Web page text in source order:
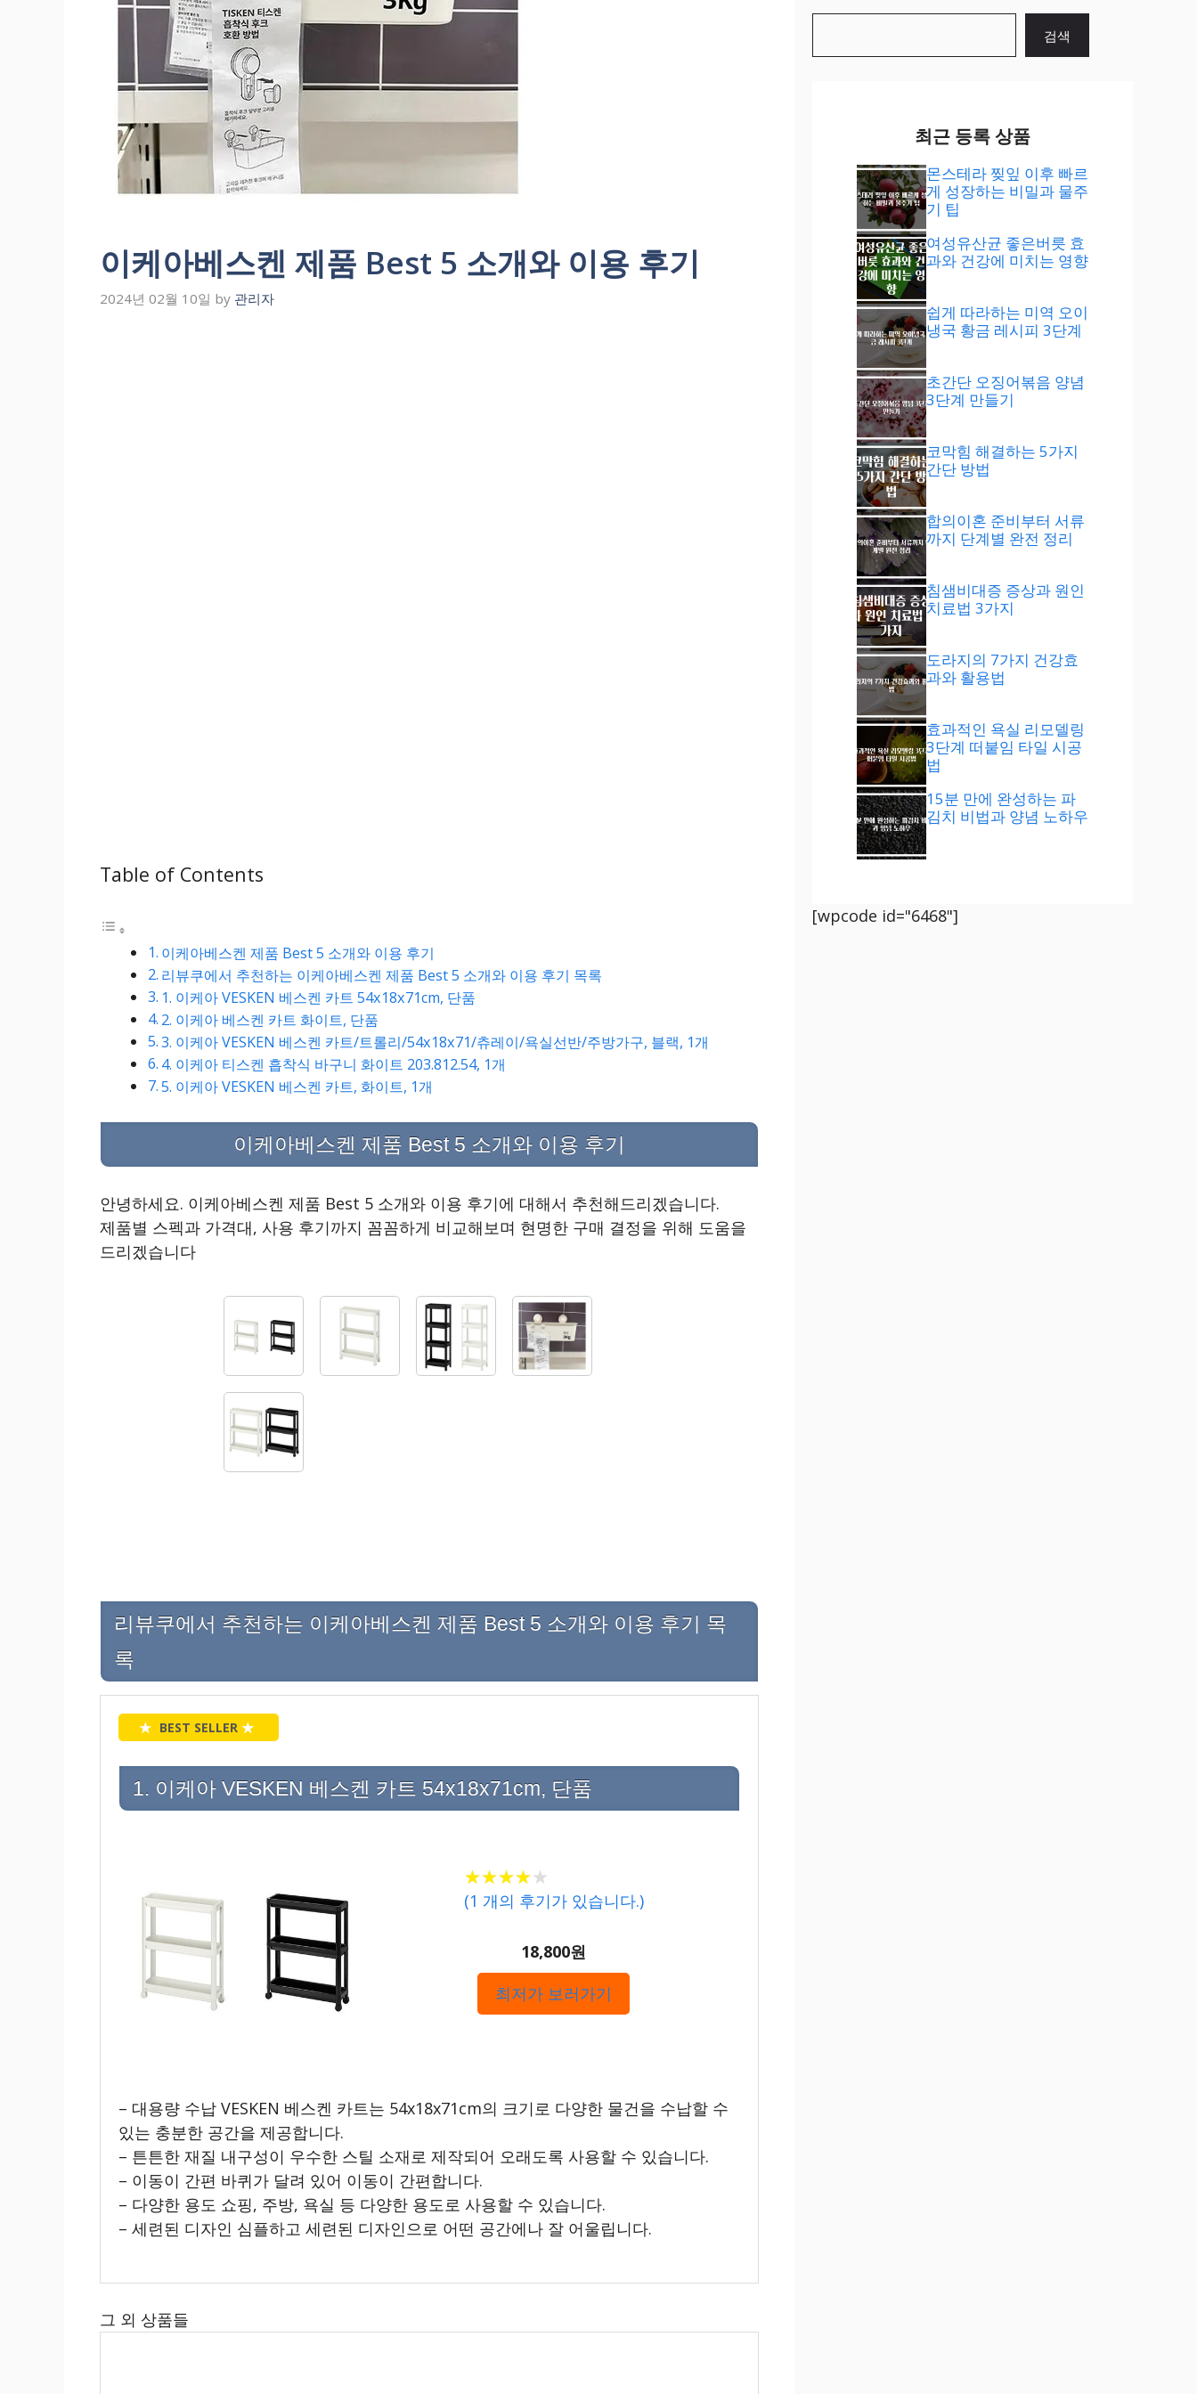
이케아베스켄 제품 Best 5 소개와 이용 후기
2024년 02월 10일 by 관리자
Table of Contents
이케아베스켄 제품 Best 5 소개와 이용 후기
리뷰쿠에서 추천하는 이케아베스켄 제품 Best 5 소개와 이용 후기 목록
1. 이케아 VESKEN 베스켄 카트 54x18x71cm, 단품
2. 이케아 베스켄 카트 화이트, 단품
3. 이케아 VESKEN 베스켄 카트/트롤리/54x18x71/츄레이/욕실선반/주방가구, 블랙, 1개
4. 이케아 티스켄 흡착식 바구니 화이트 203.812.54, 1개
5. 이케아 VESKEN 베스켄 카트, 화이트, 1개
이케아베스켄 제품 Best 5 소개와 이용 후기
안녕하세요. 이케아베스켄 제품 Best 5 소개와 이용 후기에 대해서 추천해드리겠습니다.
제품별 스펙과 가격대, 사용 후기까지 꼼꼼하게 비교해보며 현명한 구매 결정을 위해 도움을
드리겠습니다
리뷰쿠에서 추천하는 이케아베스켄 제품 Best 5 소개와 이용 후기 목
록
★ BEST SELLER ★
1. 이케아 VESKEN 베스켄 카트 54x18x71cm, 단품
★★★★★
★★★★★
(1 개의 후기가 있습니다.)
18,800원
최저가 보러가기
– 대용량 수납 VESKEN 베스켄 카트는 54x18x71cm의 크기로 다양한 물건을 수납할 수
있는 충분한 공간을 제공합니다.
– 튼튼한 재질 내구성이 우수한 스틸 소재로 제작되어 오래도록 사용할 수 있습니다.
– 이동이 간편 바퀴가 달려 있어 이동이 간편합니다.
– 다양한 용도 쇼핑, 주방, 욕실 등 다양한 용도로 사용할 수 있습니다.
– 세련된 디자인 심플하고 세련된 디자인으로 어떤 공간에나 잘 어울립니다.
그 외 상품들
검색
최근 등록 상품
몬스테라 찢잎 이후 빠르
게 성장하는 비밀과 물주
기 팁
여성유산균 좋은버릇 효
과와 건강에 미치는 영향
쉽게 따라하는 미역 오이
냉국 황금 레시피 3단계
초간단 오징어볶음 양념
3단계 만들기
코막힘 해결하는 5가지
간단 방법
합의이혼 준비부터 서류
까지 단계별 완전 정리
침샘비대증 증상과 원인
치료법 3가지
도라지의 7가지 건강효
과와 활용법
효과적인 욕실 리모델링
3단계 떠붙임 타일 시공
법
15분 만에 완성하는 파
김치 비법과 양념 노하우
[wpcode id="6468"]